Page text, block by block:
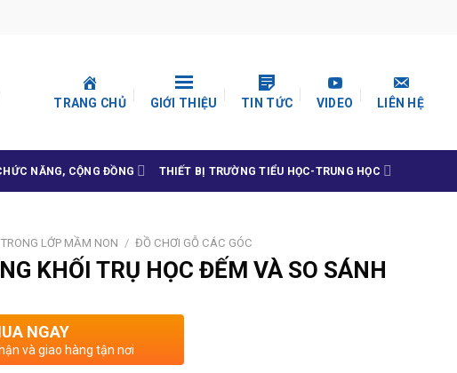
TRANG CHỦ GIỚI THIỆU TIN TỨC VIDEO LIÊN HỆ
NĂNG, CỘNG ĐỒNG THIẾT BỊ TRƯỜNG TIỂU HỌC-TRUNG HỌC
LỚP MẦM NON / ĐỒ CHƠI GỖ CÁC GÓC
KHỐI TRỤ HỌC ĐẾM VÀ SO SÁNH
NGAY
và giao hàng tận nơi